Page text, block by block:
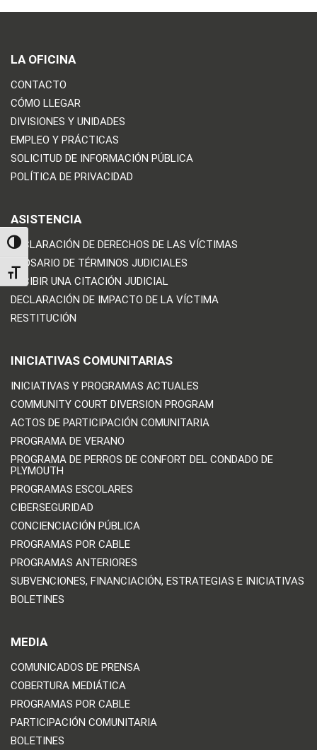
TOGGLE HIGH CONTRAST
TOGGLE FONT SIZE
LA OFICINA
CONTACTO
CÓMO LLEGAR
DIVISIONES Y UNIDADES
EMPLEO Y PRÁCTICAS
SOLICITUD DE INFORMACIÓN PÚBLICA
POLÍTICA DE PRIVACIDAD
ASISTENCIA
DECLARACIÓN DE DERECHOS DE LAS VÍCTIMAS
GLOSARIO DE TÉRMINOS JUDICIALES
RECIBIR UNA CITACIÓN JUDICIAL
DECLARACIÓN DE IMPACTO DE LA VÍCTIMA
RESTITUCIÓN
INICIATIVAS COMUNITARIAS
INICIATIVAS Y PROGRAMAS ACTUALES
COMMUNITY COURT DIVERSION PROGRAM
ACTOS DE PARTICIPACIÓN COMUNITARIA
PROGRAMA DE VERANO
PROGRAMA DE PERROS DE CONFORT DEL CONDADO DE
PLYMOUTH
PROGRAMAS ESCOLARES
CIBERSEGURIDAD
CONCIENCIACIÓN PÚBLICA
PROGRAMAS POR CABLE
PROGRAMAS ANTERIORES
SUBVENCIONES, FINANCIACIÓN, ESTRATEGIAS E INICIATIVAS
BOLETINES
MEDIA
COMUNICADOS DE PRENSA
COBERTURA MEDIÁTICA
PROGRAMAS POR CABLE
PARTICIPACIÓN COMUNITARIA
BOLETINES